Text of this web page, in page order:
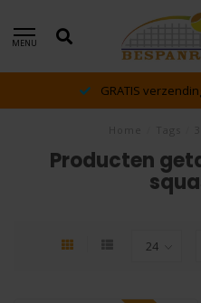
MENU
GRATIS
Producten